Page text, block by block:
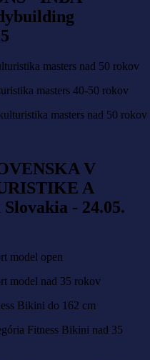
masters nad 50 rokov
masters 40-50 rokov
masters nad 50 rokov
V
A
- 24.05.
model open
model nad 35 rokov
Bikini do 162 cm
Fitness Bikini nad 35